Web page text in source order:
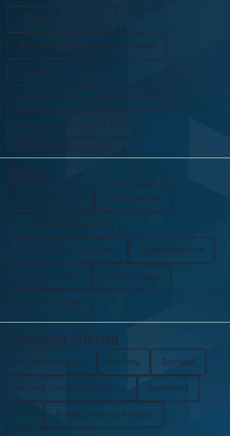
Wyposażenie basenów
Meble do szatni sportowych i fitness
Zobacz wszystkie branże
Szafki szkolne
Szafki do szatni sportowej Szafki basenowe
Szafki strażackie Szafki biurowe
Szafki metalowe
Obsługa klienta
Informacje ogólne Pomiary Dostawa
Montaż / instrukcje montażu Gwarancja
FAQ Atesty, broszury, katalogi